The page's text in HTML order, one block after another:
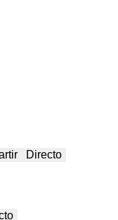
Directo